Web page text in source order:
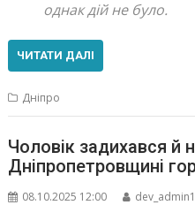
однак дій не було.
ЧИТАТИ ДАЛІ
Дніпро
Чоловік задихався й
Дніпропетровщині
08.10.2025 12:00